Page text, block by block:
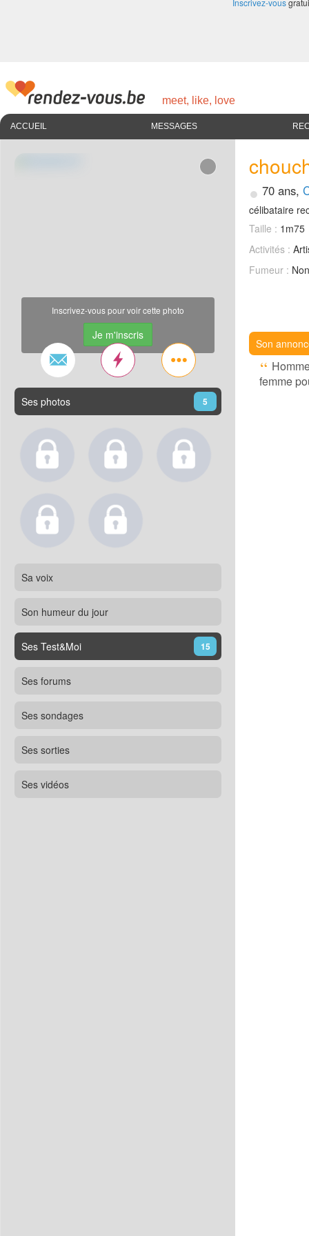
Inscrivez-vous
meet, like, love
ACCUEIL MESSAGES
Inscrivez-vous pour voir cette photo
Je m'inscris
5
Ses photos
Sa voix
Son humeur du jour
15
Ses Test&Moi
Ses forums
Ses sondages
Ses sorties
Ses vidéos
• 70 ans,
célibataire
Taille : 1m75
Activités :
Fumeur : Non
Son
femme